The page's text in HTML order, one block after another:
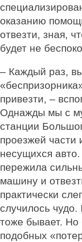
оказанию
отвезти, зная,
будет не
– Каждый раз,
привезти, –
Однажды мы с
станции
проезжей части
несущихся
пережила
машину и
практически
случилось
тоже бывает. Но
подобных